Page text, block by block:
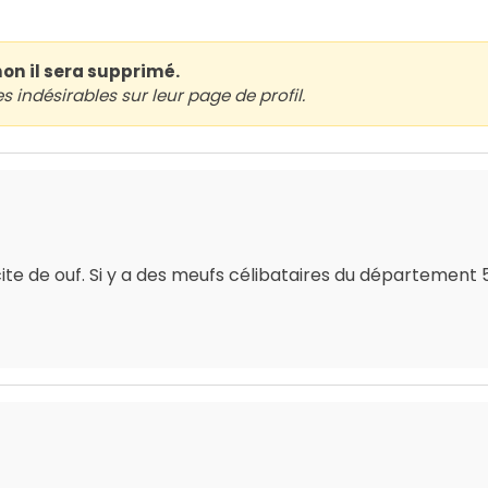
il sera supprimé.
indésirables sur leur page de profil.
de ouf. Si y a des meufs célibataires du